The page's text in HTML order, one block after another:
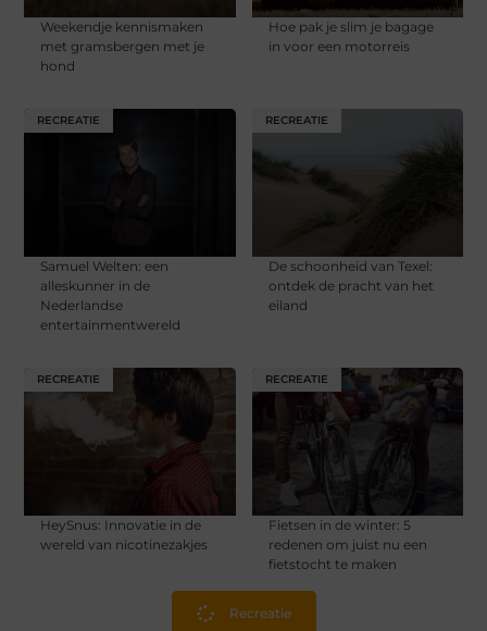
Weekendje kennismaken
met gramsbergen met je
hond
Hoe pak je slim je bagage
in voor een motorreis
RECREATIE
Samuel Welten: een
alleskunner in de
Nederlandse
entertainmentwereld
RECREATIE
De schoonheid van Texel:
ontdek de pracht van het
eiland
RECREATIE
HeySnus: Innovatie in de
wereld van nicotinezakjes
RECREATIE
Fietsen in de winter: 5
redenen om juist nu een
fietstocht te maken
Recreatie